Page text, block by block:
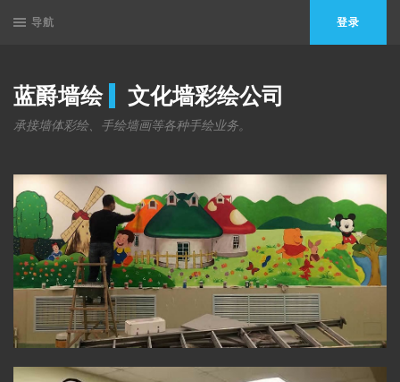
导航 登录
蓝爵墙绘 文化墙彩绘公司
承接墙体彩绘、手绘墙画等各种手绘业务。